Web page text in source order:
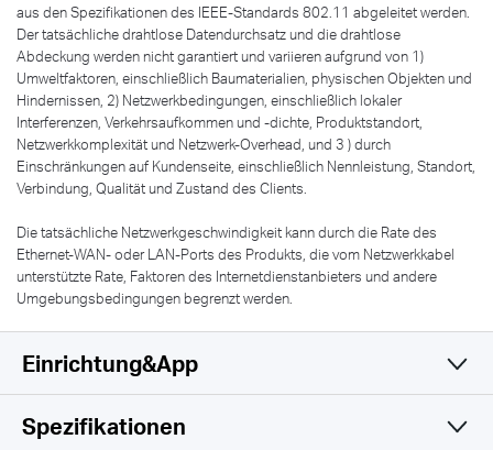
aus den Spezifikationen des IEEE-Standards 802.11 abgeleitet werden.
Der tatsächliche drahtlose Datendurchsatz und die drahtlose
Abdeckung werden nicht garantiert und variieren aufgrund von 1)
Umweltfaktoren, einschließlich Baumaterialien, physischen Objekten und
Hindernissen, 2) Netzwerkbedingungen, einschließlich lokaler
Interferenzen, Verkehrsaufkommen und -dichte, Produktstandort,
Netzwerkkomplexität und Netzwerk-Overhead, und 3 ) durch
Einschränkungen auf Kundenseite, einschließlich Nennleistung, Standort,
Verbindung, Qualität und Zustand des Clients.
Die tatsächliche Netzwerkgeschwindigkeit kann durch die Rate des
Ethernet-WAN- oder LAN-Ports des Produkts, die vom Netzwerkkabel
unterstützte Rate, Faktoren des Internetdienstanbieters und andere
Umgebungsbedingungen begrenzt werden.
Einrichtung&App
Spezifikationen